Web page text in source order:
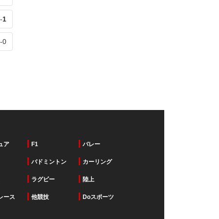
-1
-0
ア F1 バレー
バドミントン カーリング
ラグビー 陸上
ース 他競技 Doスポーツ